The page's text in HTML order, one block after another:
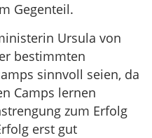
Gegenteil.
Ursula von
bestimmten
sinnvoll seien, da
Camps lernen
zum Erfolg
erst gut